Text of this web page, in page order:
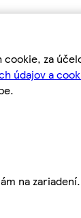
za
údajov a
na